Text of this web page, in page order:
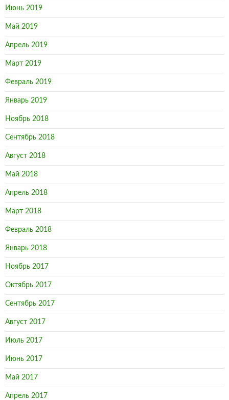
Июнь 2019
Май 2019
Апрель 2019
Март 2019
Февраль 2019
Январь 2019
Ноябрь 2018
Сентябрь 2018
Август 2018
Май 2018
Апрель 2018
Март 2018
Февраль 2018
Январь 2018
Ноябрь 2017
Октябрь 2017
Сентябрь 2017
Август 2017
Июль 2017
Июнь 2017
Май 2017
Апрель 2017